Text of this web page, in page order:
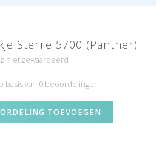
Sterre 5700 (Panther)
niet gewaardeerd
basis van 0 beoordelingen
TOEVOEGEN